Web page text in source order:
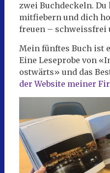
zwei Buchdeckeln.
mitfiebern und dich
freuen – schweissfrei
Mein fünftes Buch ist
Eine Leseprobe von
ostwärts» und das
der Website meiner